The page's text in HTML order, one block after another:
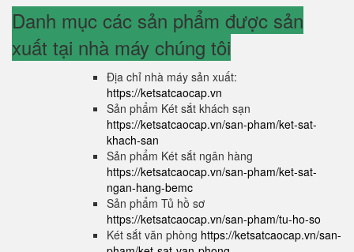
Danh mục các sản phẩm được sản
xuất tại nhà máy chúng tôi
Địa chỉ nhà máy sản xuất:
https://ketsatcaocap.vn
Sản phẩm Két sắt khách sạn
https://ketsatcaocap.vn/san-pham/ket-sat-
khach-san
Sản phẩm Két sắt ngân hàng
https://ketsatcaocap.vn/san-pham/ket-sat-
ngan-hang-bemc
Sản phẩm Tủ hồ sơ
https://ketsatcaocap.vn/san-pham/tu-ho-so
Két sắt văn phòng https://ketsatcaocap.vn/san-